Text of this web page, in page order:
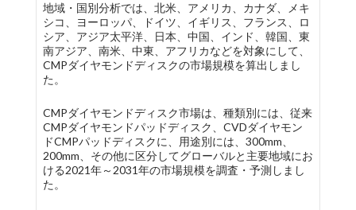
地域・国別分析では、北米、アメリカ、カナダ、メキ
シコ、ヨーロッパ、ドイツ、イギリス、フランス、ロ
シア、アジア太平洋、日本、中国、インド、韓国、東
南アジア、南米、中東、アフリカなどを対象にして、
CMPダイヤモンドディスクの市場規模を算出しまし
た。
CMPダイヤモンドディスク市場は、種類別には、従来
CMPダイヤモンドパッドディスク、CVDダイヤモン
ドCMPパッドディスクに、用途別には、300mm、
200mm、その他に区分してグローバルと主要地域にお
ける2021年～2031年の市場規模を調査・予測しまし
た。